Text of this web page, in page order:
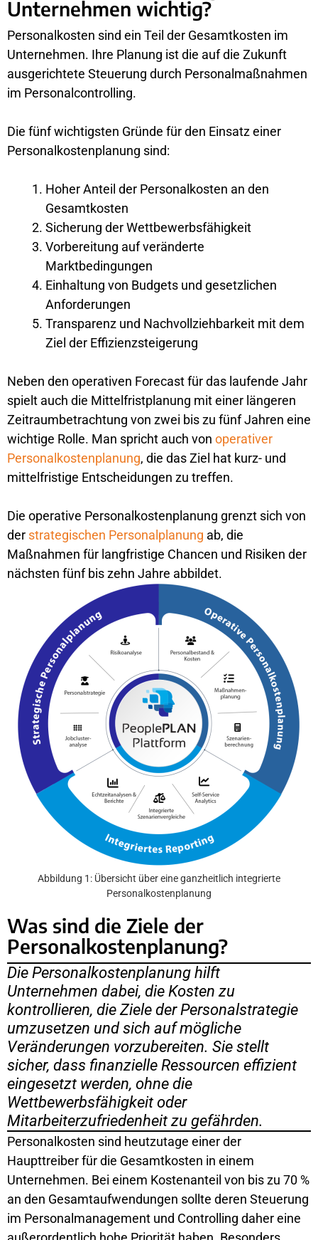
Unternehmen wichtig?
Personalkosten sind ein Teil der Gesamtkosten im
Unternehmen. Ihre Planung ist die auf die Zukunft
ausgerichtete Steuerung durch Personalmaßnahmen
im Personalcontrolling.
Die fünf wichtigsten Gründe für den Einsatz einer
Personalkostenplanung sind:
Hoher Anteil der Personalkosten an den
Gesamtkosten
Sicherung der Wettbewerbsfähigkeit
Vorbereitung auf veränderte
Marktbedingungen
Einhaltung von Budgets und gesetzlichen
Anforderungen
Transparenz und Nachvollziehbarkeit mit dem
Ziel der Effizienzsteigerung
Neben den operativen Forecast für das laufende Jahr
spielt auch die Mittelfristplanung mit einer längeren
Zeitraumbetrachtung von zwei bis zu fünf Jahren eine
wichtige Rolle. Man spricht auch von operativer
Personalkostenplanung, die das Ziel hat kurz- und
mittelfristige Entscheidungen zu treffen.
Die operative Personalkostenplanung grenzt sich von
der strategischen Personalplanung ab, die
Maßnahmen für langfristige Chancen und Risiken der
nächsten fünf bis zehn Jahre abbildet.
Abbildung 1: Übersicht über eine ganzheitlich integrierte
Personalkostenplanung
Was sind die Ziele der
Personalkostenplanung?
Die Personalkostenplanung hilft
Unternehmen dabei, die Kosten zu
kontrollieren, die Ziele der Personalstrategie
umzusetzen und sich auf mögliche
Veränderungen vorzubereiten. Sie stellt
sicher, dass finanzielle Ressourcen effizient
eingesetzt werden, ohne die
Wettbewerbsfähigkeit oder
Mitarbeiterzufriedenheit zu gefährden.
Personalkosten sind heutzutage einer der
Haupttreiber für die Gesamtkosten in einem
Unternehmen. Bei einem Kostenanteil von bis zu 70 %
an den Gesamtaufwendungen sollte deren Steuerung
im Personalmanagement und Controlling daher eine